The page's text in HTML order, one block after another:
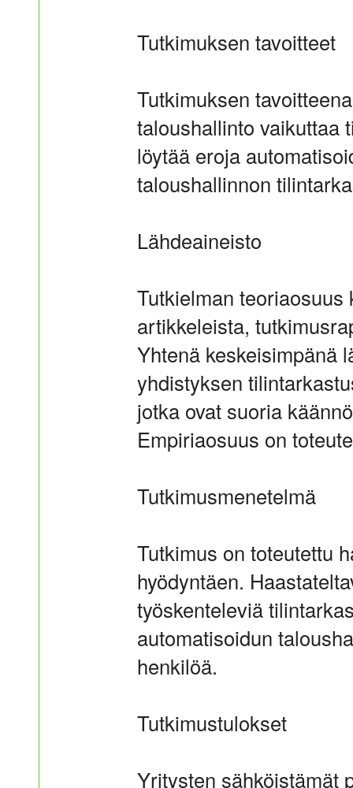
Tutkimuksen tavoitteet
Tutkimuksen
taloushallinto vaikuttaa
löytää eroja
taloushallinnon
Lähdeaineisto
Tutkielman
artikkeleista,
Yhtenä keskeisimpänä
yhdistyksen
jotka ovat suoria
Empiriaosuus on
Tutkimusmenetelmä
Tutkimus on toteutettu
hyödyntäen.
työskenteleviä
automatisoidun
henkilöä.
Tutkimustulokset
Yritysten sähköistämät